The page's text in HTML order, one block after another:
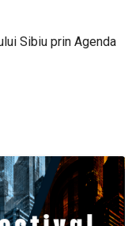
Sibiu prin Agenda